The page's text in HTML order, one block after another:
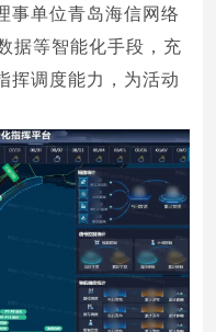
事单位青岛海信网络
据等智能化手段，充
挥调度能力，为活动